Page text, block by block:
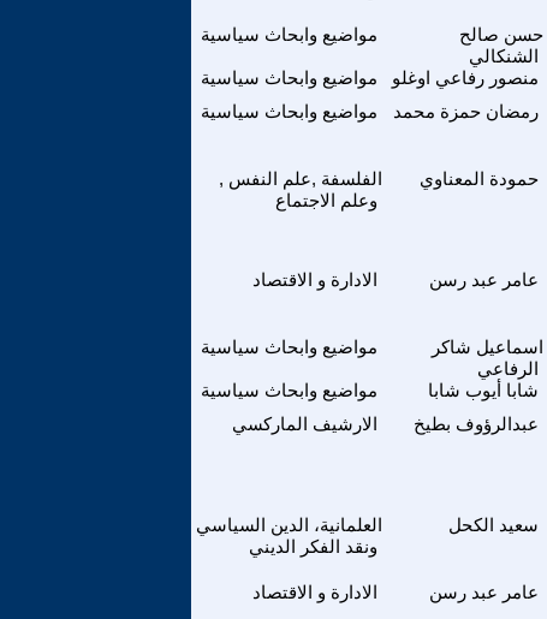
مواضيع وابحاث سياسية
حسن صالح
الشنكالي
مواضيع وابحاث سياسية منصور رفاعي اوغلو
مواضيع وابحاث سياسية
رمضان حمزة محمد
الفلسفة ,علم النفس ,
وعلم الاجتماع
حمودة المعناوي
الادارة و الاقتصاد عامر عبد رسن
مواضيع وابحاث سياسية
اسماعيل شاكر
الرفاعي
مواضيع وابحاث سياسية شابا أيوب شابا
الارشيف الماركسي
عبدالرؤوف بطيخ
العلمانية، الدين السياسي
ونقد الفكر الديني
سعيد الكحل
الادارة و الاقتصاد عامر عبد رسن